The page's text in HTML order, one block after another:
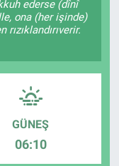
ederse (dînî
ona (her işinde)
GÜNEŞ
06:10